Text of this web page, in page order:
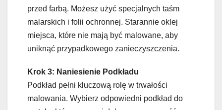
przed farbą. Możesz użyć specjalnych taśm
malarskich i folii ochronnej. Starannie oklej
miejsca, które nie mają być malowane, aby
uniknąć przypadkowego zanieczyszczenia.
Krok 3: Naniesienie Podkładu
Podkład pełni kluczową rolę w trwałości
malowania. Wybierz odpowiedni podkład do